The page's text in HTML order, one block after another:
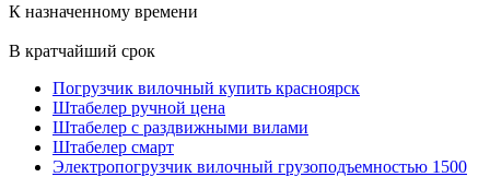
К назначенному времени
В кратчайший срок
Погрузчик вилочный купить красноярск
Штабелер ручной цена
Штабелер с раздвижными вилами
Штабелер смарт
Электропогрузчик вилочный грузоподъемностью 1500